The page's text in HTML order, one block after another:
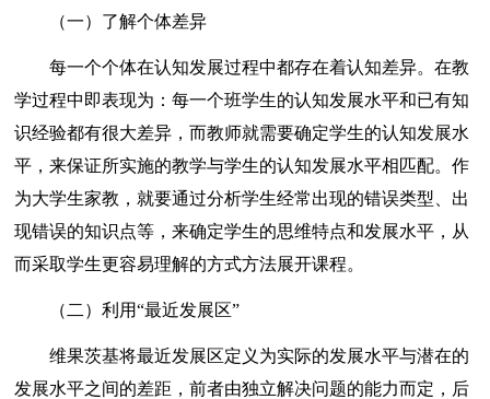
（一）了解个体差异
每一个个体在认知发展过程中都存在着认知差异。在教
学过程中即表现为：每一个班学生的认知发展水平和已有知
识经验都有很大差异，而教师就需要确定学生的认知发展水
平，来保证所实施的教学与学生的认知发展水平相匹配。作
为大学生家教，就要通过分析学生经常出现的错误类型、出
现错误的知识点等，来确定学生的思维特点和发展水平，从
而采取学生更容易理解的方式方法展开课程。
（二）利用“最近发展区”
维果茨基将最近发展区定义为实际的发展水平与潜在的
发展水平之间的差距，前者由独立解决问题的能力而定，后